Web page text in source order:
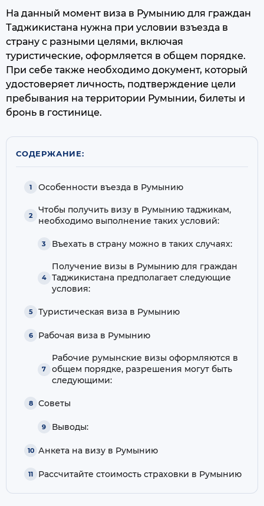
На данный момент виза в Румынию для граждан
Таджикистана нужна при условии взъезда в
страну с разными целями, включая
туристические, оформляется в общем порядке.
При себе также необходимо документ, который
удостоверяет личность, подтверждение цели
пребывания на территории Румынии, билеты и
бронь в гостинице.
СОДЕРЖАНИЕ:
Особенности въезда в Румынию
Чтобы получить визу в Румынию таджикам,
необходимо выполнение таких условий:
Въехать в страну можно в таких случаях:
Получение визы в Румынию для граждан
Таджикистана предполагает следующие
условия:
Туристическая виза в Румынию
Рабочая виза в Румынию
Рабочие румынские визы оформляются в
общем порядке, разрешения могут быть
следующими:
Советы
Выводы:
Анкета на визу в Румынию
Рассчитайте стоимость страховки в Румынию